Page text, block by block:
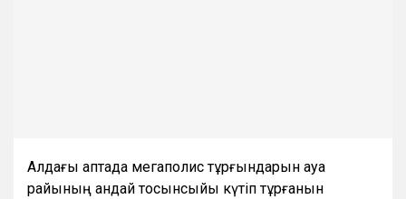
Алдағы аптада мегаполис тұрғындарын ауа
райының қандай тосынсыйы күтіп тұрғанын